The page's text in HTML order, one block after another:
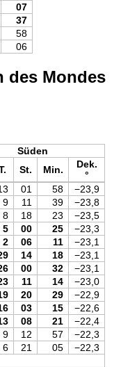
07
37
58
06
des Mondes
Süden
St. Min.
Dek.
°
01 58
−23,9
9 11 39
−23,8
8 18 23
−23,5
5 00 25
−23,3
2 06 11
−23,1
14 18
−23,1
00 32
−23,1
11 14
−23,0
20 29
−22,9
03 15
−22,6
08 21
−22,4
9 12 57
−22,3
6 21 05
−22,3